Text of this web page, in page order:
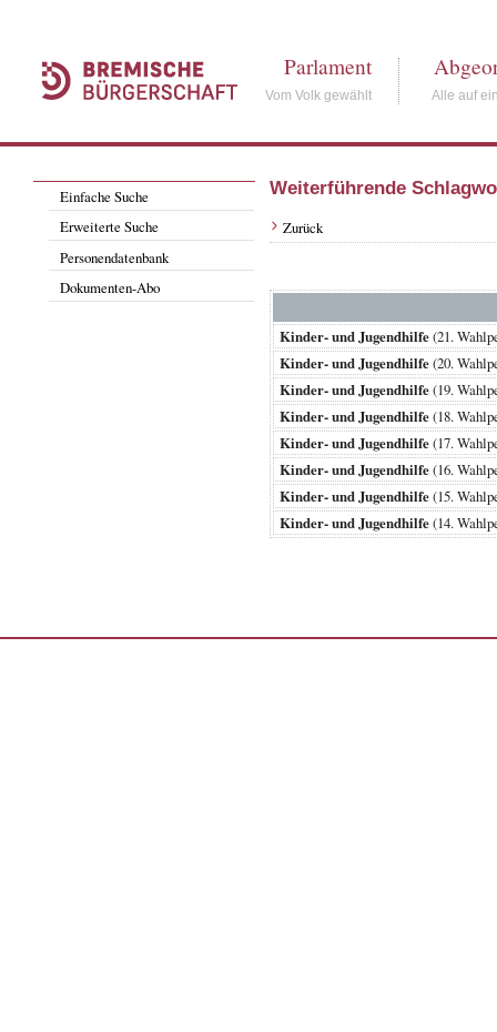
Parlament
Vom Volk gewählt Alle auf
Einfache Suche
Erweiterte Suche
Personendatenbank
Dokumenten-Abo
Weiterführende
Zurück
Kinder- und Jugendhilfe(21.
Kinder- und Jugendhilfe(20.
Kinder- und Jugendhilfe(19.
Kinder- und Jugendhilfe(18.
Kinder- und Jugendhilfe(17.
Kinder- und Jugendhilfe(16.
Kinder- und Jugendhilfe(15.
Kinder- und Jugendhilfe(14.